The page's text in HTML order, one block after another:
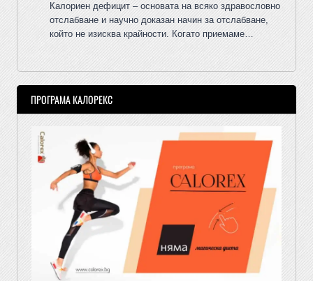
Калориен дефицит – основата на всяко здравословно
отслабване и научно доказан начин за отслабване,
който не изисква крайности. Когато приемаме…
ПРОГРАМА КАЛОРЕКС